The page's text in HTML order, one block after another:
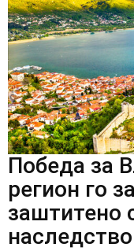
Победа за
регион го
заштитено
наследство